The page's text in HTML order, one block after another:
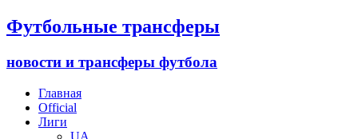
Футбольные трансферы
новости и трансферы футбола
Главная
Official
Лиги
UA